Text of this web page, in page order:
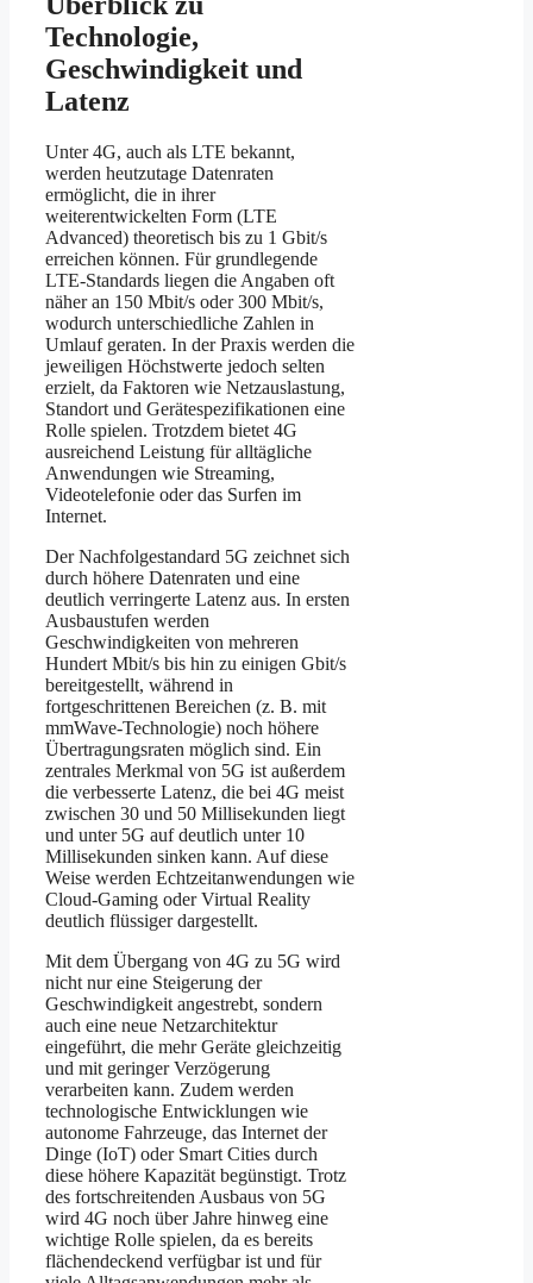
Technologie,
Geschwindigkeit und
Latenz
Unter 4G, auch als LTE bekannt,
werden heutzutage Datenraten
ermöglicht, die in ihrer
weiterentwickelten Form (LTE
Advanced) theoretisch bis zu 1 Gbit/s
erreichen können. Für grundlegende
LTE-Standards liegen die Angaben oft
näher an 150 Mbit/s oder 300 Mbit/s,
wodurch unterschiedliche Zahlen in
Umlauf geraten. In der Praxis werden die
jeweiligen Höchstwerte jedoch selten
erzielt, da Faktoren wie Netzauslastung,
Standort und Gerätespezifikationen eine
Rolle spielen. Trotzdem bietet 4G
ausreichend Leistung für alltägliche
Anwendungen wie Streaming,
Videotelefonie oder das Surfen im
Internet.
Der Nachfolgestandard 5G zeichnet sich
durch höhere Datenraten und eine
deutlich verringerte Latenz aus. In ersten
Ausbaustufen werden
Geschwindigkeiten von mehreren
Hundert Mbit/s bis hin zu einigen Gbit/s
bereitgestellt, während in
fortgeschrittenen Bereichen (z. B. mit
mmWave-Technologie) noch höhere
Übertragungsraten möglich sind. Ein
zentrales Merkmal von 5G ist außerdem
die verbesserte Latenz, die bei 4G meist
zwischen 30 und 50 Millisekunden liegt
und unter 5G auf deutlich unter 10
Millisekunden sinken kann. Auf diese
Weise werden Echtzeitanwendungen wie
Cloud-Gaming oder Virtual Reality
deutlich flüssiger dargestellt.
Mit dem Übergang von 4G zu 5G wird
nicht nur eine Steigerung der
Geschwindigkeit angestrebt, sondern
auch eine neue Netzarchitektur
eingeführt, die mehr Geräte gleichzeitig
und mit geringer Verzögerung
verarbeiten kann. Zudem werden
technologische Entwicklungen wie
autonome Fahrzeuge, das Internet der
Dinge (IoT) oder Smart Cities durch
diese höhere Kapazität begünstigt. Trotz
des fortschreitenden Ausbaus von 5G
wird 4G noch über Jahre hinweg eine
wichtige Rolle spielen, da es bereits
flächendeckend verfügbar ist und für